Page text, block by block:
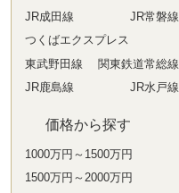
JR成田線
JR常磐線
つくばエクスプレス
東武野田線
関東鉄道常総線
JR鹿島線
JR水戸線
価格から探す
1000万円～1500万円
1500万円～2000万円